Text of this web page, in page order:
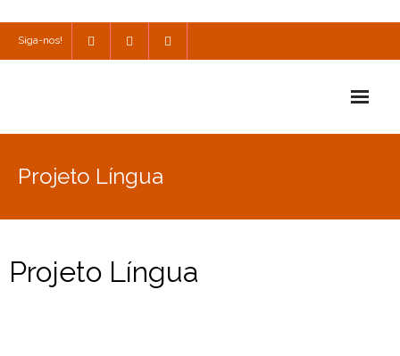
Siga-nos!
Escola
Escola Cultural
Projeto Língua
Projeto Língua